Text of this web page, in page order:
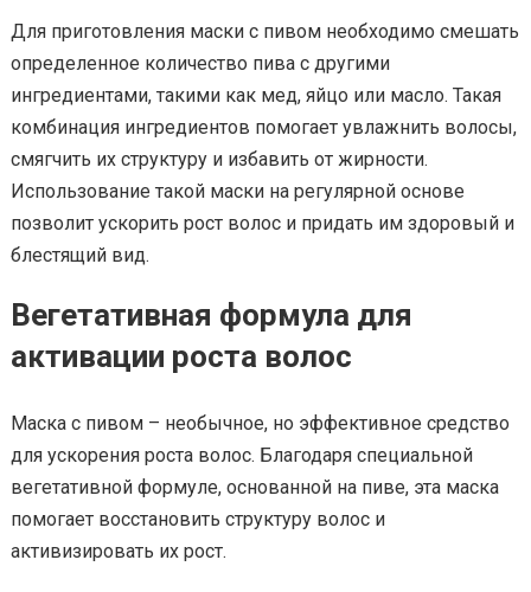
Для приготовления маски с пивом необходимо смешать
определенное количество пива с другими
ингредиентами, такими как мед, яйцо или масло. Такая
комбинация ингредиентов помогает увлажнить волосы,
смягчить их структуру и избавить от жирности.
Использование такой маски на регулярной основе
позволит ускорить рост волос и придать им здоровый и
блестящий вид.
Вегетативная формула для
активации роста волос
Маска с пивом – необычное, но эффективное средство
для ускорения роста волос. Благодаря специальной
вегетативной формуле, основанной на пиве, эта маска
помогает восстановить структуру волос и
активизировать их рост.